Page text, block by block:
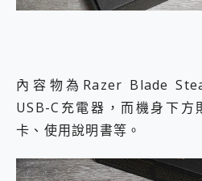
內容物為Razer Blade
USB-C充電器，而機身下
卡、使用說明書等。